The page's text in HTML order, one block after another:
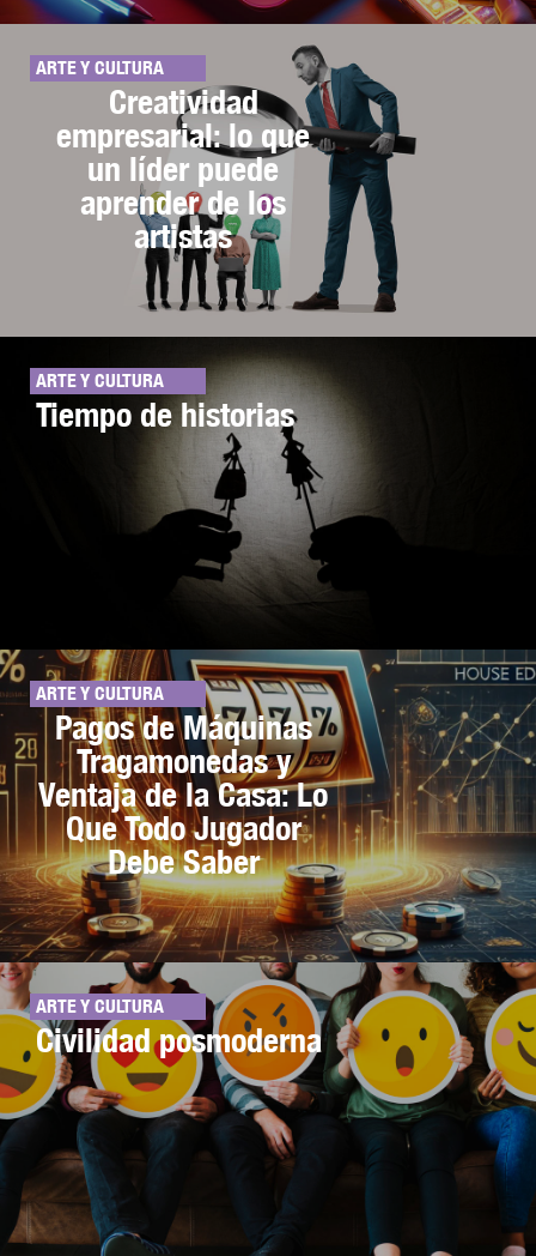
ARTE Y CULTURA
Creatividad
empresarial: lo que
un líder puede
aprender de los
artistas
ARTE Y CULTURA
Tiempo de historias
ARTE Y CULTURA
Pagos de Máquinas
Tragamonedas y
Ventaja de la Casa: Lo
Que Todo Jugador
Debe Saber
ARTE Y CULTURA
Civilidad posmoderna